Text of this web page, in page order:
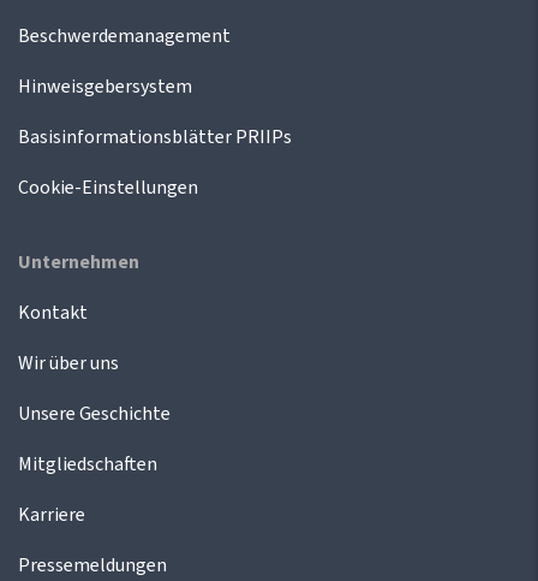
Beschwerdemanagement
Hinweisgebersystem
Basisinformationsblätter PRIIPs
Cookie-Einstellungen
Unternehmen
Kontakt
Wir über uns
Unsere Geschichte
Mitgliedschaften
Karriere
Pressemeldungen